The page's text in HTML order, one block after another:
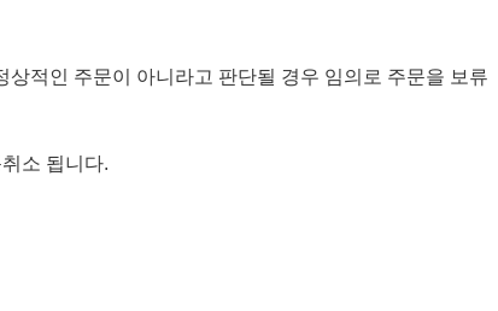
적인 주문이 아니라고 판단될 경우 임의로 주문을 보류
소 됩니다.